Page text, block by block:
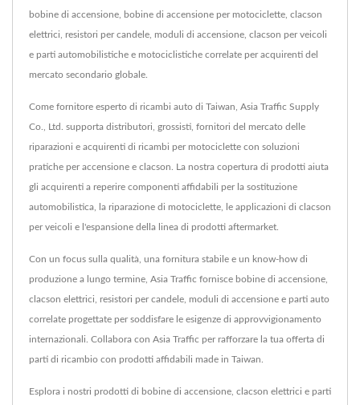
bobine di accensione, bobine di accensione per motociclette, clacson
elettrici, resistori per candele, moduli di accensione, clacson per veicoli
e parti automobilistiche e motociclistiche correlate per acquirenti del
mercato secondario globale.
Come fornitore esperto di ricambi auto di Taiwan, Asia Traffic Supply
Co., Ltd. supporta distributori, grossisti, fornitori del mercato delle
riparazioni e acquirenti di ricambi per motociclette con soluzioni
pratiche per accensione e clacson. La nostra copertura di prodotti aiuta
gli acquirenti a reperire componenti affidabili per la sostituzione
automobilistica, la riparazione di motociclette, le applicazioni di clacson
per veicoli e l'espansione della linea di prodotti aftermarket.
Con un focus sulla qualità, una fornitura stabile e un know-how di
produzione a lungo termine, Asia Traffic fornisce bobine di accensione,
clacson elettrici, resistori per candele, moduli di accensione e parti auto
correlate progettate per soddisfare le esigenze di approvvigionamento
internazionali. Collabora con Asia Traffic per rafforzare la tua offerta di
parti di ricambio con prodotti affidabili made in Taiwan.
Esplora i nostri prodotti di bobine di accensione, clacson elettrici e parti